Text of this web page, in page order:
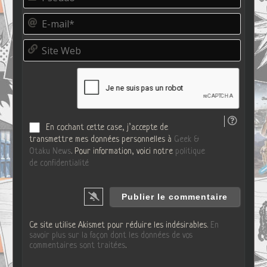
e
d
o
E
m
i
S
t
En cochant cette case, j’accepte de
transmettre mes données personnelles à Geek &
Otaku News. Pour information, voici notre politique
de confidentialité
Ce site utilise Akismet pour réduire les indésirables. En
savoir plus sur la façon dont les données de vos
commentaires sont traitées.